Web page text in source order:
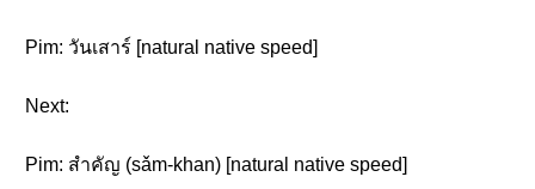
Pim: วันเสาร์ [natural native speed]
Next:
Pim: สำคัญ (sǎm-khan) [natural native speed]